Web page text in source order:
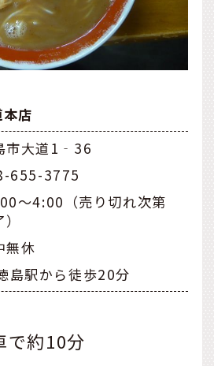
店
市大道1‐36
655-3775
～4:00（売り切れ次第
無休
島駅から徒歩20分
で約10分